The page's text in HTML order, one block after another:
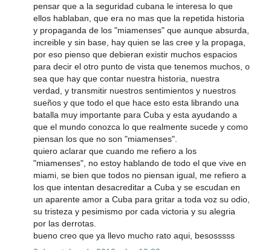
pensar que a la seguridad cubana le interesa lo que
ellos hablaban, que era no mas que la repetida historia
y propaganda de los "miamenses" que aunque absurda,
increible y sin base, hay quien se las cree y la propaga,
por eso pienso que debieran existir muchos espacios
para decir el otro punto de vista que tenemos muchos, o
sea que hay que contar nuestra historia, nuestra
verdad, y transmitir nuestros sentimientos y nuestros
sueños y que todo el que hace esto esta librando una
batalla muy importante para Cuba y esta ayudando a
que el mundo conozca lo que realmente sucede y como
piensan los que no son "miamenses".
quiero aclarar que cuando me refiero a los
"miamenses", no estoy hablando de todo el que vive en
miami, se bien que todos no piensan igual, me refiero a
los que intentan desacreditar a Cuba y se escudan en
un aparente amor a Cuba para gritar a toda voz su odio,
su tristeza y pesimismo por cada victoria y su alegria
por las derrotas.
bueno creo que ya llevo mucho rato aqui, besosssss